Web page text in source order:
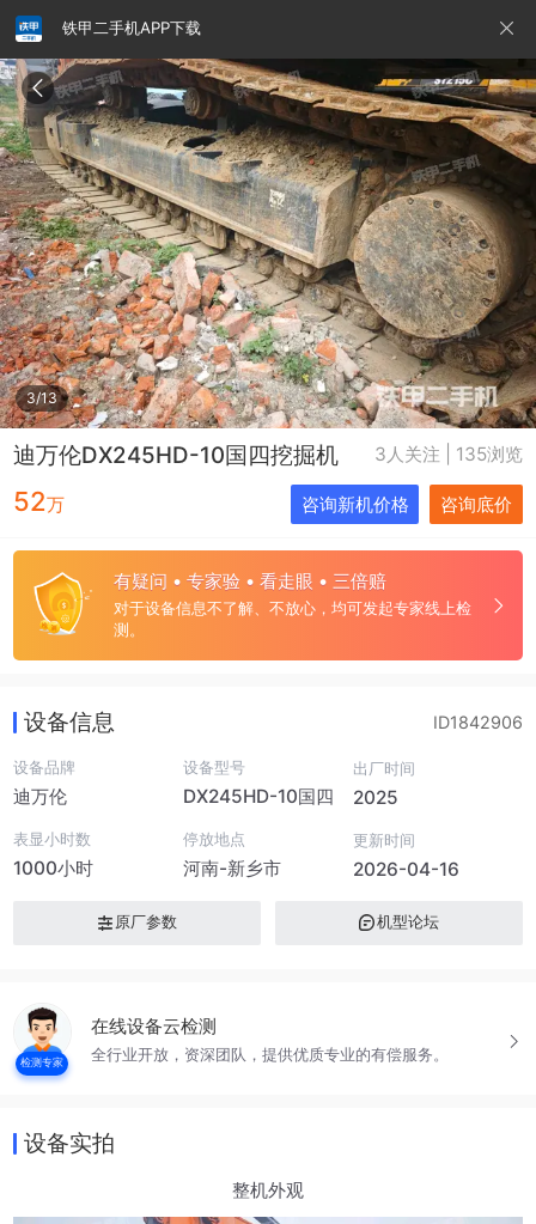
铁甲二手机APP下载
3/13
迪万伦DX245HD-10国四挖掘机 3人关注 | 135浏览
52万 咨询新机价格 咨询底价
有疑问 • 专家验 • 看走眼 • 三倍赔
对于设备信息不了解、不放心，均可发起专家线上检
测。
请输入手机号
提
交
即
表
示
您
同
意
《隐
私
政
策》
设备信息 ID1842906
设备品牌
迪万伦
设备型号
DX245HD-10国四
出厂时间
2025
表显小时数
1000小时
停放地点
河南-新乡市
更新时间
2026-04-16
原厂参数 机型论坛
检测专家
在线设备云检测
全行业开放，资深团队，提供优质专业的有偿服务。
设备实拍
整机外观
铁甲龙总部 4000099032 认证经纪人